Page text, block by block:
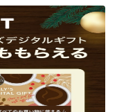
気分をお楽しみく